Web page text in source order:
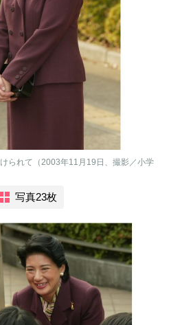
られて（2003年11月19日、撮影／小学
写真23枚